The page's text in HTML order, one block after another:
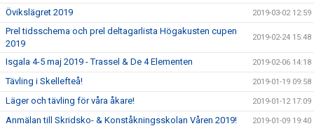
Övikslägret 2019 2019-03-02 12:59
Prel tidsschema och prel deltagarlista Högakusten cupen
2019
2019-02-24 15:48
Isgala 4-5 maj 2019 - Trassel & De 4 Elementen 2019-02-06 14:18
Tävling i Skellefteå! 2019-01-19 09:58
Läger och tävling för våra åkare! 2019-01-12 17:09
Anmälan till Skridsko- & Konståkningsskolan Våren 2019! 2019-01-09 19:40